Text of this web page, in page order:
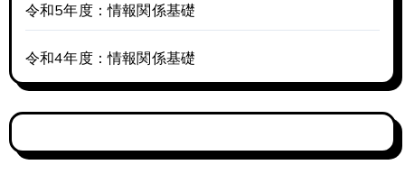
令和5年度：情報関係基礎
令和4年度：情報関係基礎